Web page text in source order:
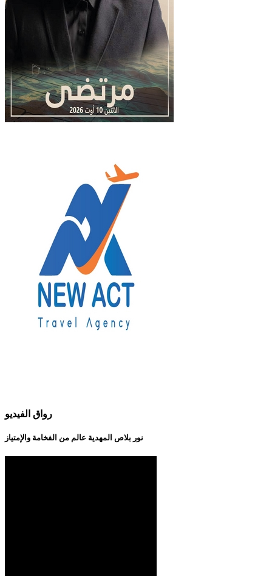
رواق الفيديو
نور بلاص المهدية عالم من الفخامة والإمتياز